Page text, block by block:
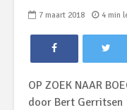
7 maart 2018 4 min
OP ZOEK NAAR
door Bert Gerritsen